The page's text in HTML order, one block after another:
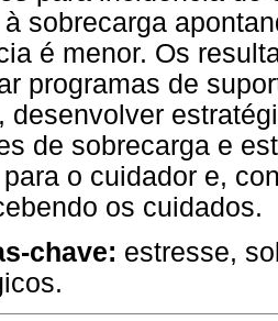
sobrecarga
é menor. Os
programas de
desenvolver
de sobrecarga e
o cuidador e,
os cuidados.
chave: estresse,